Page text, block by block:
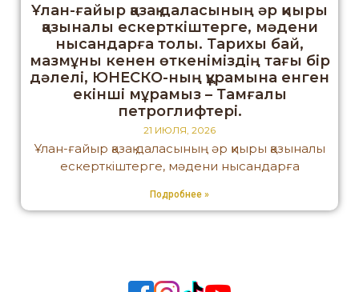
Ұлан-ғайыр қазақ даласының әр қиыры
қазыналы ескерткіштерге, мәдени
нысандарға толы. Тарихы бай,
мазмұны кенен өткеніміздің тағы бір
дәлелі, ЮНЕСКО-ның құрамына енген
екінші мұрамыз – Тамғалы
петроглифтері.
21 ИЮЛЯ, 2026
Ұлан-ғайыр қазақ даласының әр қиыры қазыналы
ескерткіштерге, мәдени нысандарға
Подробнее »